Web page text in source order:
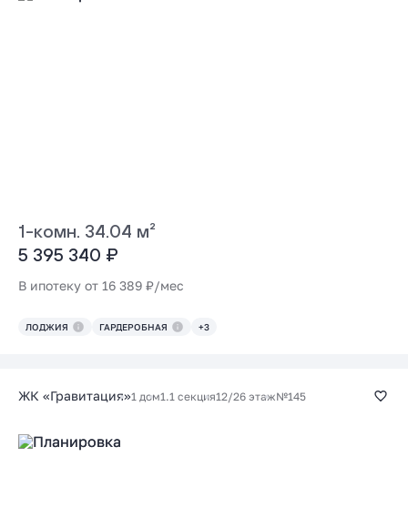
1-комн. 34.04 м²
5 395 340 ₽
В ипотеку от 16 389 ₽/мес
ЛОДЖИЯ ГАРДЕРОБНАЯ +3
ЖК «Гравитация»1 дом1.1 секция12/26 этаж№145